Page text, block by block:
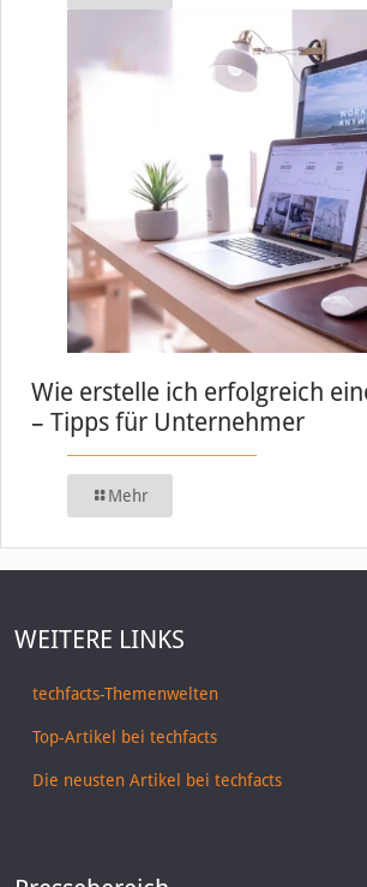
Wie erstelle ich erfolgreich
– Tipps für Unternehmer
Mehr
WEITERE LINKS
techfacts-Themenwelten
Top-Artikel bei techfacts
Die neusten Artikel bei techfacts